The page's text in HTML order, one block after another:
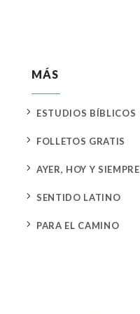
MÁS
5 ESTUDIOS BÍBLICOS
5 FOLLETOS GRATIS
5 AYER, HOY Y SIEMPRE
5 SENTIDO LATINO
5 PARA EL CAMINO